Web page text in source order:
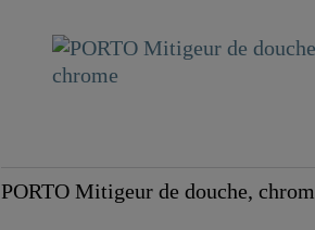
PORTO Mitigeur de douche,